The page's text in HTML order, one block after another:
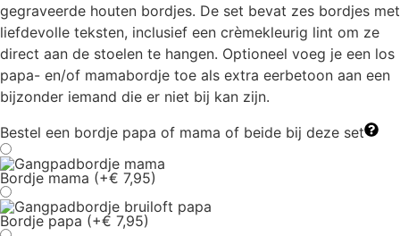
gegraveerde houten bordjes. De set bevat zes bordjes met
liefdevolle teksten, inclusief een crèmekleurig lint om ze
direct aan de stoelen te hangen. Optioneel voeg je een los
papa- en/of mamabordje toe als extra eerbetoon aan een
bijzonder iemand die er niet bij kan zijn.
Bestel een bordje papa of mama of beide bij deze set
Bordje mama (+€ 7,95)
Bordje papa (+€ 7,95)